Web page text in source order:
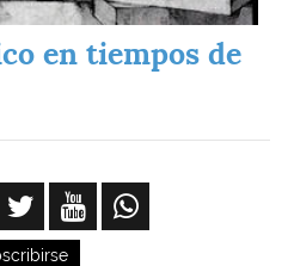
en tiempos de